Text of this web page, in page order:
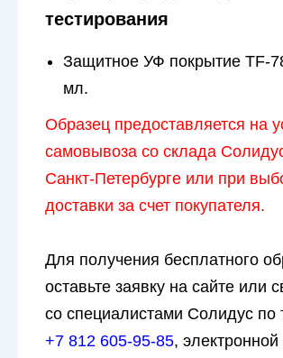
тестирования
Защитное УФ покрытие TF-
мл.
Образец предоставляется на
самовывоза со склада
Санкт-Петербурге или при
доставки за счет покупателя.
Для получения бесплатного
оставьте заявку на сайте или
со специалистами Солидус по
+7 812 605-95-85, электронной